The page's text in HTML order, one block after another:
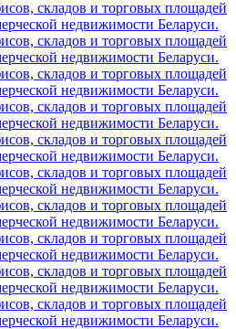
складов и торговых площадей
недвижимости Беларуси.
складов и торговых площадей
недвижимости Беларуси.
складов и торговых площадей
недвижимости Беларуси.
складов и торговых площадей
недвижимости Беларуси.
складов и торговых площадей
недвижимости Беларуси.
складов и торговых площадей
недвижимости Беларуси.
складов и торговых площадей
недвижимости Беларуси.
складов и торговых площадей
недвижимости Беларуси.
складов и торговых площадей
недвижимости Беларуси.
складов и торговых площадей
недвижимости Беларуси.